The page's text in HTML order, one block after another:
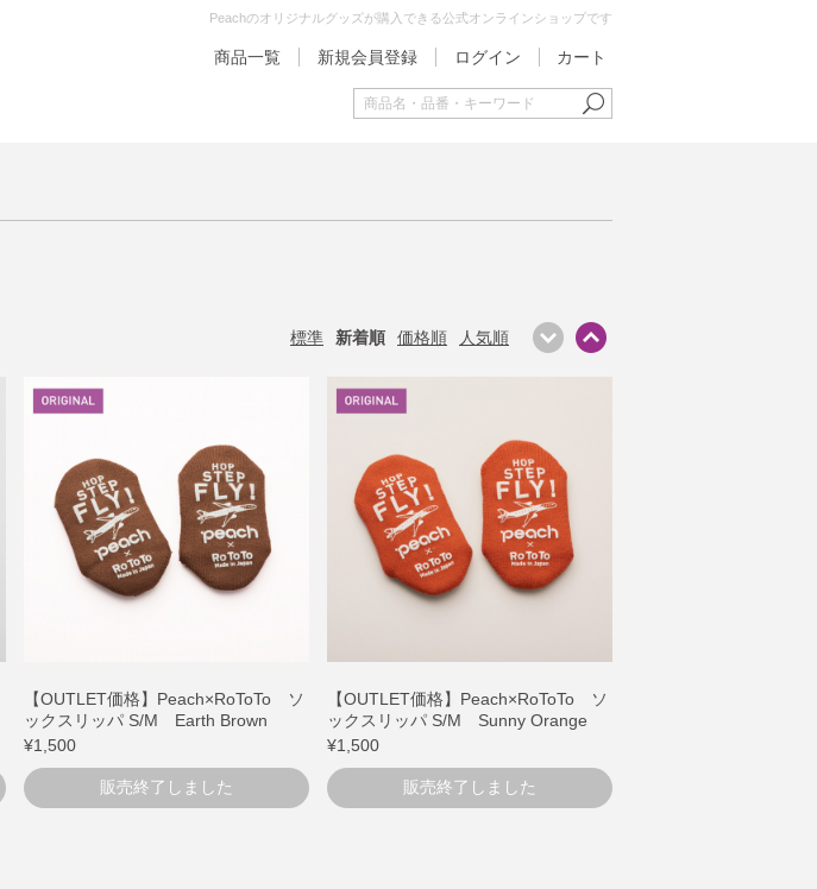
Peachのオリジナルグッズが購入できる公式オンラインショップです
商品一覧 新規会員登録 ログイン カート
標準 新着順 価格順 人気順
【OUTLET価格】Peach×RoToTo ソ
ックスリッパ S/M Earth Brown
¥1,500
販売終了しました
【OUTLET価格】Peach×RoToTo ソ
ックスリッパ S/M Sunny Orange
¥1,500
販売終了しました